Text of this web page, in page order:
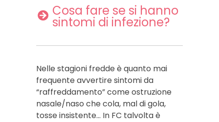
Cosa fare se si hanno
sintomi di infezione?
Nelle stagioni fredde è quanto mai
frequente avvertire sintomi da
“raffreddamento” come ostruzione
nasale/naso che cola, mal di gola,
tosse insistente… In FC talvolta è